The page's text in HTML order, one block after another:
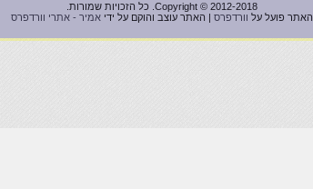
Copyright © 2012-2018. כל הזכויות שמורות.
האתר פועל על וורדפרס | האתר עוצב והוקם על ידי אמיר - אתרי וורדפרס